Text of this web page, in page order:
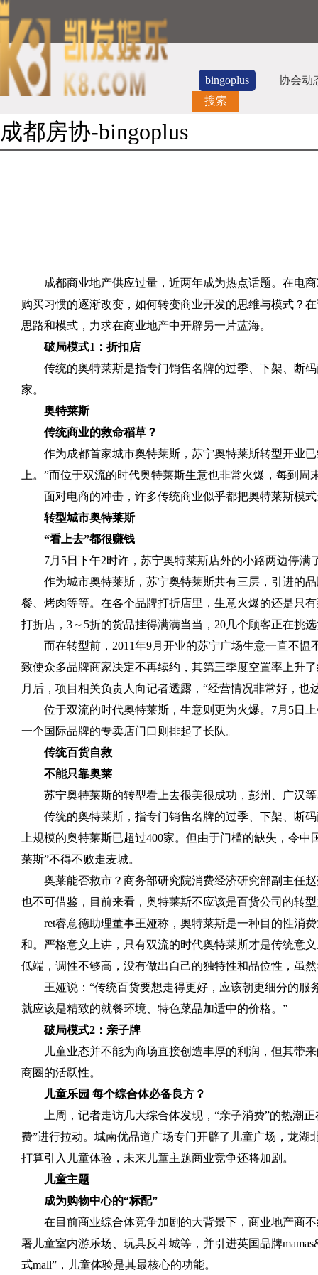
bingoplus
协会动
搜索
成都房协-bingoplus
成都商业地产供应过量，近两年成为热点话题。在电
购买习惯的逐渐改变，如何转变商业开发的思维与模式？
思路和模式，力求在商业地产中开辟另一片蓝海。
破局模式1 ：折扣店
传统的奥特莱斯是指专门销售名牌的过季、下架、断
家。
奥特莱斯
传统商业的救命稻草？
作为成都首家城市奥特莱斯，苏宁奥特莱斯转型开业
上。”而位于双流的时代奥特莱斯生意也非常火爆，每到
面对电商的冲击，许多传统商业似乎都把奥特莱斯模
转型城市奥特莱斯
“看上去”都很赚钱
7月 5日下午2时许，苏宁奥特莱斯店外的小路两边停
作为城市奥特莱斯，苏宁奥特莱斯共有三层，引进的
餐、烤肉等等。在各个品牌打折店里，生意火爆的还是只
打折店， 3～ 5折的货品挂得满满当当， 20几个顾客正在挑
而在转型前， 2011年9月开业的苏宁广场生意一直不愠
致使众多品牌商家决定不再续约，其第三季度空置率上升
月后，项目相关负责人向记者透露，“经营情况非常好，
位于双流的时代奥特莱斯，生意则更为火爆。 7月 5日
一个国际品牌的专卖店门口则排起了长队。
传统百货自救
不能只靠奥莱
苏宁奥特莱斯的转型看上去很美很成功，彭州、广汉
传统的奥特莱斯，指专门销售名牌的过季、下架、断
上规模的奥特莱斯已超过400家。但由于门槛的缺失，令中
莱斯”不得不败走麦城。
奥莱能否救市？商务部研究院消费经济研究部副主任
也不可借鉴，目前来看，奥特莱斯不应该是百货公司的转
ret睿意德助理董事王娅称，奥特莱斯是一种目的性消
和。严格意义上讲，只有双流的时代奥特莱斯才是传统意
低端，调性不够高，没有做出自己的独特性和品位性，虽
王娅说：“传统百货要想走得更好，应该朝更细分的
就应该是精致的就餐环境、特色菜品加适中的价格。”
破局模式2 ：亲子牌
儿童业态并不能为商场直接创造丰厚的利润，但其带
商圈的活跃性。
儿童乐园 每个综合体必备良方？
上周，记者走访几大综合体发现，“亲子消费”的热潮
费”进行拉动。城南优品道广场专门开辟了儿童广场，龙湖
打算引入儿童体验，未来儿童主题商业竞争还将加剧。
儿童主题
成为购物中心的“标配”
在目前商业综合体竞争加剧的大背景下，商业地产商
署儿童室内游乐场、玩具反斗城等，并引进英国品牌
式mall”，儿童体验是其最核心的功能。